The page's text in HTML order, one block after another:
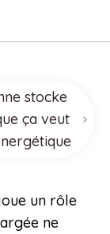
stocke
ça veut
un rôle
ne